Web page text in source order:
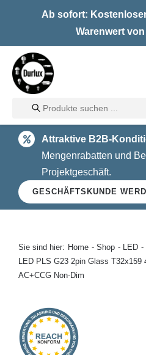
Ab sofort:
Warenwert
Home
LED
Halogen
Glühlampen
Kontakt
Products
search
Attraktive B2B-
Mengenrabatten und
Projektgeschäft.
GESCHÄFTSKUNDE
Sie sind hier: Home Shop LED
LED PLS G23 2pin Glass T32x159
AC+CCG Non-Dim